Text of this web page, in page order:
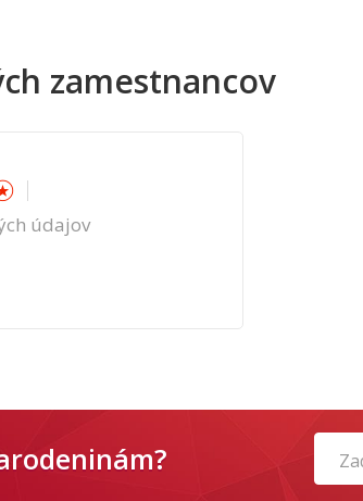
zamestnancov
☆
údajov